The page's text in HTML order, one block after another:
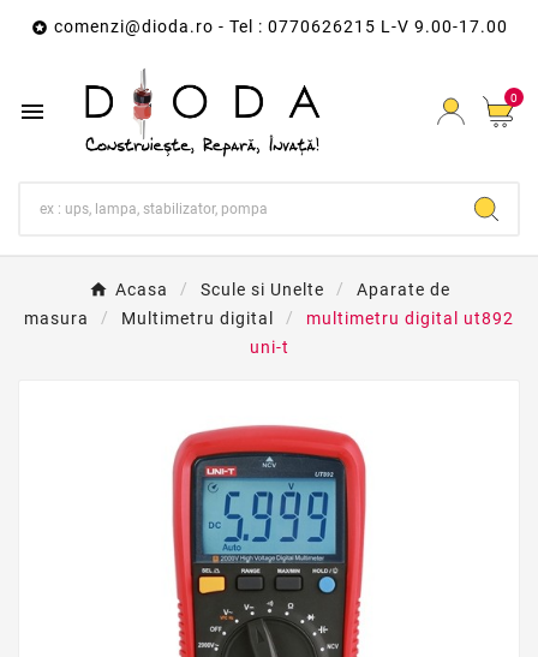
 comenzi@dioda.ro - Tel : 0770626215 L-V 9.00-17.00
 0
Acasa Scule si Unelte
Aparate de
masura
Multimetru digital
multimetru digital ut892
uni-t